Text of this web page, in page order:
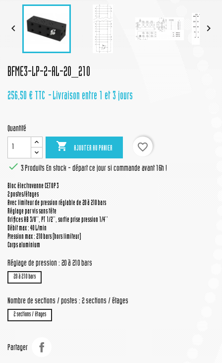
 
BFME3-LP-2-AL-20_210
256,50 € TTC Livraison entre 1 et 3 jours
Quantité
 AJOUTER AU PANIER
favorite_border
 3 Produits En stock - départ ce jour si commande avant 16h !
Bloc électrovanne CETOP 3
2 postes/étages
Avec limiteur de pression réglable de 20 à 210 bars
Réglage par vis sans tête
Orifices AB 3/8'', PT 1/2'', sortie prise pression 1/4''
Débit max : 40 L/min
Pression max : 210 bars (hors limiteur)
Corps aluminium
Réglage de pression : 20 à 210 bars
20 à 210 bars
Nombre de sections / postes : 2 sections / étages
2 sections / étages
Partager